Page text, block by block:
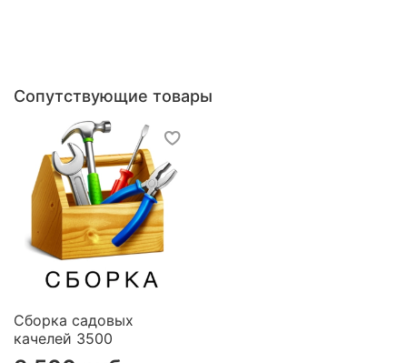
сетку. Отдыхайте без комаров.
Сопутствующие товары
Сборка садовых
качелей 3500